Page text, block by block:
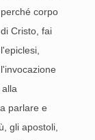
perché corpo
di Cristo, fai
l'epiclesi,
l'invocazione
parlare e
gli apostoli,